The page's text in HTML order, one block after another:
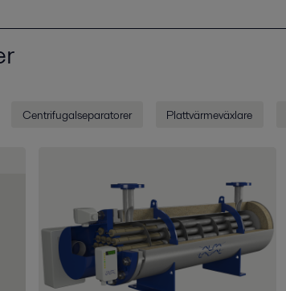
Centrifugalseparatorer Plattvärmeväxlare